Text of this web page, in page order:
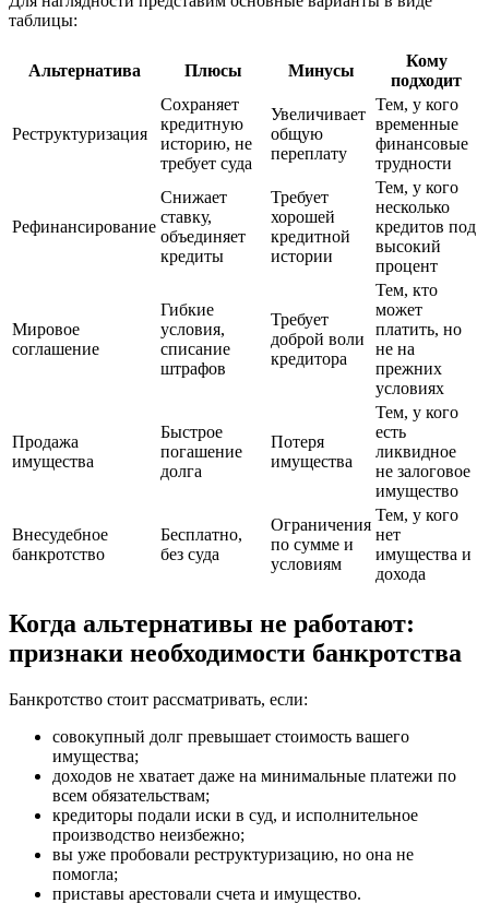
таблицы:
Альтернатива Плюсы Минусы
Кому
подходит
Реструктуризация
Сохраняет
кредитную
историю, не
требует суда
Увеличивает
общую
переплату
Тем, у кого
временные
финансовые
трудности
Рефинансирование
Снижает
ставку,
объединяет
кредиты
Требует
хорошей
кредитной
истории
Тем, у кого
несколько
кредитов под
высокий
процент
Мировое
соглашение
Гибкие
условия,
списание
штрафов
Требует
доброй воли
кредитора
Тем, кто
может
платить, но
не на
прежних
условиях
Продажа
имущества
Быстрое
погашение
долга
Потеря
имущества
Тем, у кого
есть
ликвидное
не залоговое
имущество
Внесудебное
банкротство
Бесплатно,
без суда
Ограничения
по сумме и
условиям
Тем, у кого
нет
имущества и
дохода
Когда альтернативы не работают:
признаки необходимости банкротства
Банкротство стоит рассматривать, если:
совокупный долг превышает стоимость вашего
имущества;
доходов не хватает даже на минимальные платежи по
всем обязательствам;
кредиторы подали иски в суд, и исполнительное
производство неизбежно;
вы уже пробовали реструктуризацию, но она не
помогла;
приставы арестовали счета и имущество.